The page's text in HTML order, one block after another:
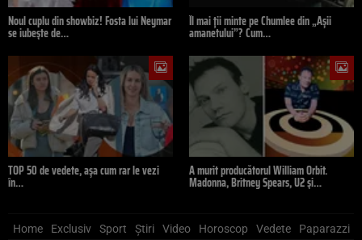
Noul cuplu din showbiz! Fosta lui Neymar
se iubește de…
Îl mai ții minte pe Chumlee din „Așii
amanetului”? Cum…
TOP 50 de vedete, așa cum rar le vezi
în…
A murit producătorul William Orbit.
Madonna, Britney Spears, U2 și…
Home Exclusiv Sport Știri Video Horoscop Vedete Paparazzi